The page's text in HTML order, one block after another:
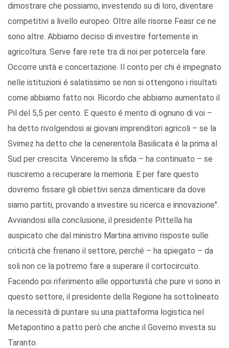
dimostrare che possiamo, investendo su di loro, diventare
competitivi a livello europeo. Oltre alle risorse Feasr ce ne
sono altre. Abbiamo deciso di investire fortemente in
agricoltura. Serve fare rete tra di noi per potercela fare.
Occorre unità e concertazione. Il conto per chi é impegnato
nelle istituzioni é salatissimo se non si ottengono i risultati
come abbiamo fatto noi. Ricordo che abbiamo aumentato il
Pil del 5,5 per cento. E questo é merito di ognuno di voi –
ha detto rivolgendosi ai giovani imprenditori agricoli – se la
Svimez ha detto che la cenerentola Basilicata é la prima al
Sud per crescita. Vinceremo la sfida – ha continuato – se
riusciremo a recuperare la memoria. E per fare questo
dovremo fissare gli obiettivi senza dimenticare da dove
siamo partiti, provando a investire su ricerca e innovazione".
Avviandosi alla conclusione, il presidente Pittella ha
auspicato che dal ministro Martina arrivino risposte sulle
criticità che frenano il settore, perché – ha spiegato – da
soli non ce la potremo fare a superare il cortocircuito.
Facendo poi riferimento alle opportunità che pure vi sono in
questo settore, il presidente della Regione ha sottolineato
la necessità di puntare su una piattaforma logistica nel
Metapontino a patto però che anche il Governo investa su
Taranto.